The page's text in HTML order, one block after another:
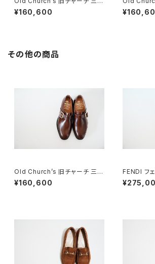
市 HICKSTEAD 65G DEADS
TOCK
¥160,600
市
TOCK
その他の商品
Old Church’s 旧チャーチ 三都
市 WESTBURY 65G DEADS
TOCK
¥160,600
FENDI フ
ーツ 8.5